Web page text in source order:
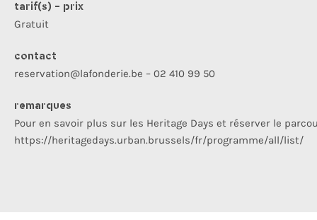
tarif(s) - prix
Gratuit
contact
reservation@lafonderie.be – 02 410 99 50
remarques
Pour en savoir plus sur les Heritage Days et réserver le
https://heritagedays.urban.brussels/fr/programme/all/list/